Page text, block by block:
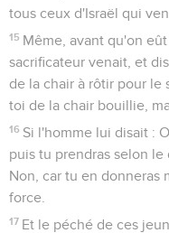
tous ceux d'Israël qui
15 Même, avant qu'on
sacrificateur venait, et
de la chair à rôtir pour le
toi de la chair bouillie,
16 Si l'homme lui disait :
puis tu prendras selon
Non, car tu en donneras
force.
17 Et le péché de ces